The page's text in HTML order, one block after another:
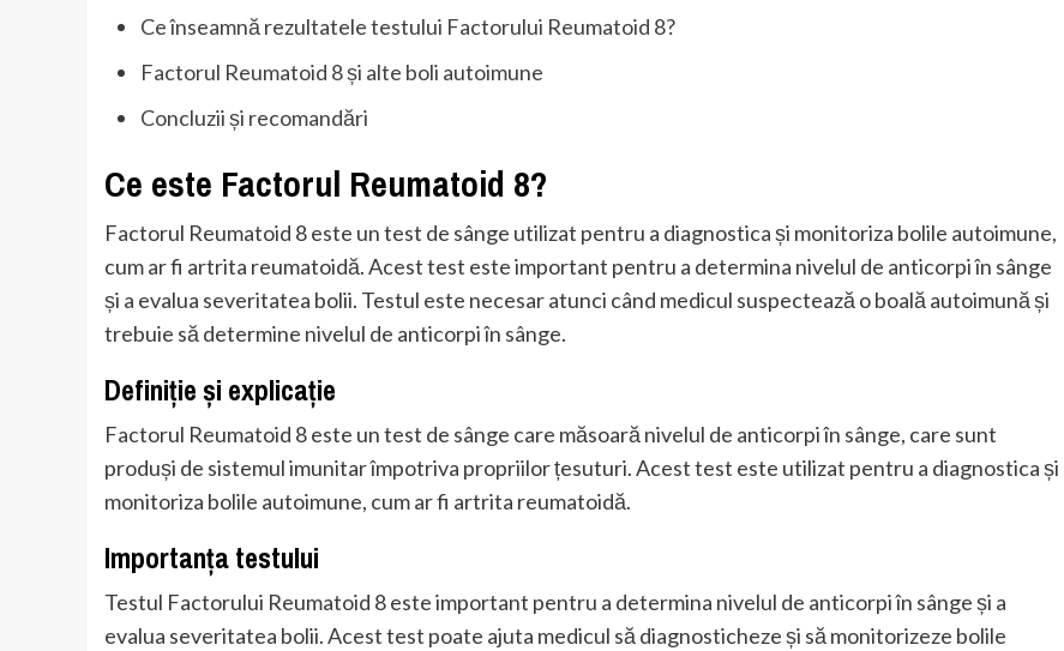
Ce înseamnă rezultatele testului Factorului Reumatoid 8?
Factorul Reumatoid 8 și alte boli autoimune
Concluzii și recomandări
Ce este Factorul Reumatoid 8?
Factorul Reumatoid 8 este un test de sânge utilizat pentru a diagnostica și monitoriza bolile autoimune,
cum ar fi artrita reumatoidă. Acest test este important pentru a determina nivelul de anticorpi în sânge
și a evalua severitatea bolii. Testul este necesar atunci când medicul suspectează o boală autoimună și
trebuie să determine nivelul de anticorpi în sânge.
Definiție și explicație
Factorul Reumatoid 8 este un test de sânge care măsoară nivelul de anticorpi în sânge, care sunt
produși de sistemul imunitar împotriva propriilor țesuturi. Acest test este utilizat pentru a diagnostica și
monitoriza bolile autoimune, cum ar fi artrita reumatoidă.
Importanța testului
Testul Factorului Reumatoid 8 este important pentru a determina nivelul de anticorpi în sânge și a
evalua severitatea bolii. Acest test poate ajuta medicul să diagnosticheze și să monitorizeze bolile